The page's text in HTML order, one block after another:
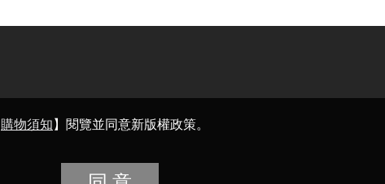
購物須知】閱覽並同意新版權政策。